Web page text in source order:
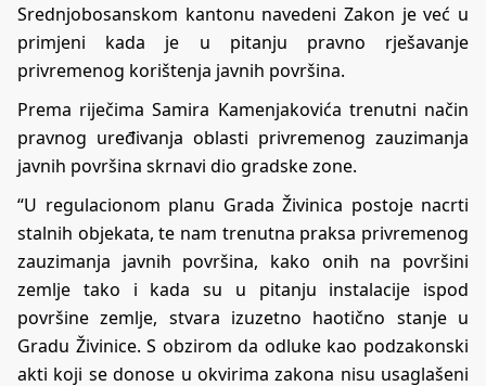
Srednjobosanskom kantonu navedeni Zakon je već u
primjeni kada je u pitanju pravno rješavanje
privremenog korištenja javnih površina.
Prema riječima Samira Kamenjakovića trenutni način
pravnog uređivanja oblasti privremenog zauzimanja
javnih površina skrnavi dio gradske zone.
“U regulacionom planu Grada Živinica postoje nacrti
stalnih objekata, te nam trenutna praksa privremenog
zauzimanja javnih površina, kako onih na površini
zemlje tako i kada su u pitanju instalacije ispod
površine zemlje, stvara izuzetno haotično stanje u
Gradu Živinice. S obzirom da odluke kao podzakonski
akti koji se donose u okvirima zakona nisu usaglašeni